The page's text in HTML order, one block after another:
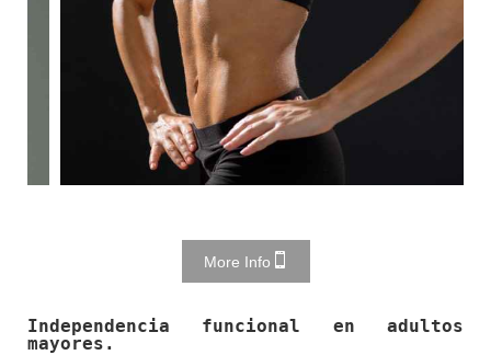
More Info
Independencia funcional en adultos
mayores.